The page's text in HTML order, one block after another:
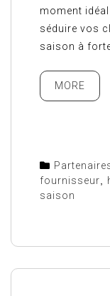
moment
séduire vos
saison à
MORE
fournisseur,
saison